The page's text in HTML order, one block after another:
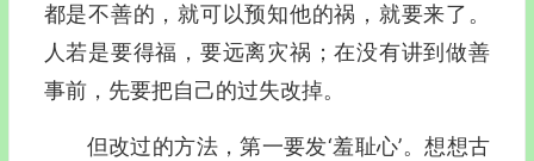
都是不善的，就可以预知他的祸，就要来了。
人若是要得福，要远离灾祸；在没有讲到做善
事前，先要把自己的过失改掉。
但改过的方法，第一要发‘羞耻心’。想想古